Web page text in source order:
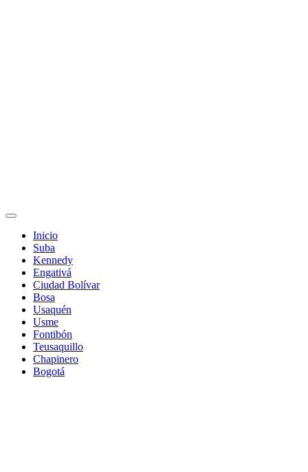
Inicio
Suba
Kennedy
Engativá
Ciudad Bolívar
Bosa
Usaquén
Usme
Fontibón
Teusaquillo
Chapinero
Bogotá